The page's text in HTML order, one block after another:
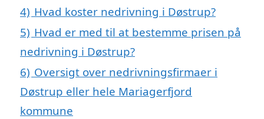
4) Hvad koster nedrivning i Døstrup?
5) Hvad er med til at bestemme prisen på
nedrivning i Døstrup?
6) Oversigt over nedrivningsfirmaer i
Døstrup eller hele Mariagerfjord
kommune